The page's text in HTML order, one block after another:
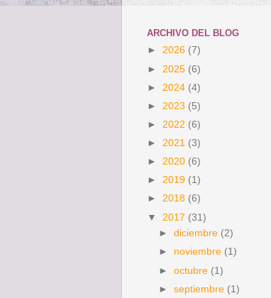
ARCHIVO DEL BLOG
► 2026 (7)
► 2025 (6)
► 2024 (4)
► 2023 (5)
► 2022 (6)
► 2021 (3)
► 2020 (6)
► 2019 (1)
► 2018 (6)
▼ 2017 (31)
►diciembre (2)
► noviembre (1)
►octubre (1)
►septiembre (1)